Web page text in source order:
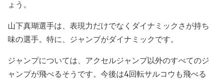
ょう。
山下真瑚選手は、表現力だけでなくダイナミックさが持ち
味の選手。特に、ジャンプがダイナミックです。
ジャンプについては、アクセルジャンプ以外のすべてのジ
ャンプが飛べるそうです。今後は4回転サルコウも飛べる